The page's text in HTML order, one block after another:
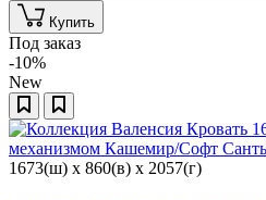
Купить
Под заказ
-10%
New
1673(ш) x 860(в) x 2057(г)